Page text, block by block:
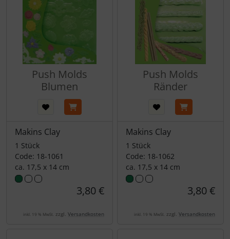
Push Molds
Blumen
Makins Clay
1 Stück
Code: 18-1061
ca. 17,5 x 14 cm
3,80 €
inkl. 19 % MwSt. zzgl. Versandkosten
Push Molds
Ränder
Makins Clay
1 Stück
Code: 18-1062
ca. 17,5 x 14 cm
3,80 €
inkl. 19 % MwSt. zzgl. Versandkosten